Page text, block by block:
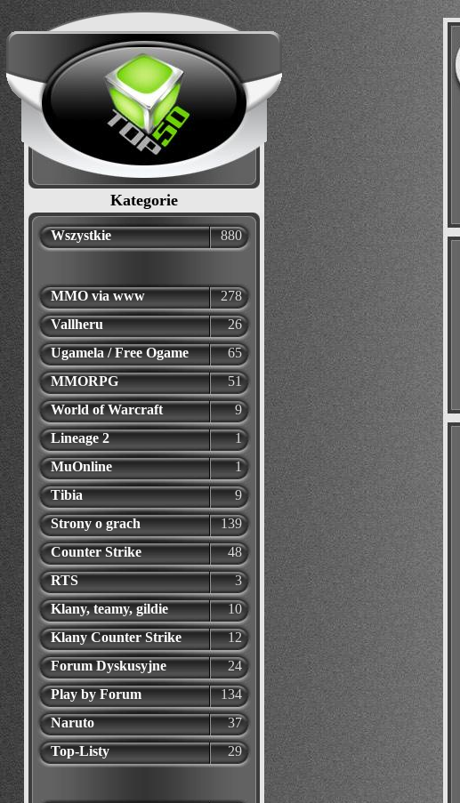
Kategorie
Wszystkie 880
MMO via www
278
Vallheru
26
Ugamela / Free Ogame
65
MMORPG
51
World of Warcraft
9
Lineage 2
1
MuOnline
1
Tibia
9
Strony o grach
139
Counter Strike
48
RTS
3
Klany, teamy, gildie
10
Klany Counter Strike
12
Forum Dyskusyjne
24
Play by Forum
134
Naruto
37
Top-Listy
29